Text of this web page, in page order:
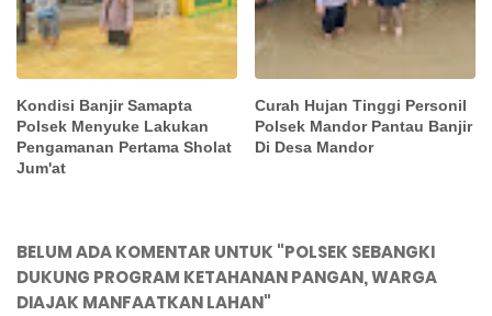
Kondisi Banjir Samapta
Polsek Menyuke Lakukan
Pengamanan Pertama Sholat
Jum'at
Curah Hujan Tinggi Personil
Polsek Mandor Pantau Banjir
Di Desa Mandor
BELUM ADA KOMENTAR UNTUK "POLSEK SEBANGKI
DUKUNG PROGRAM KETAHANAN PANGAN, WARGA
DIAJAK MANFAATKAN LAHAN"